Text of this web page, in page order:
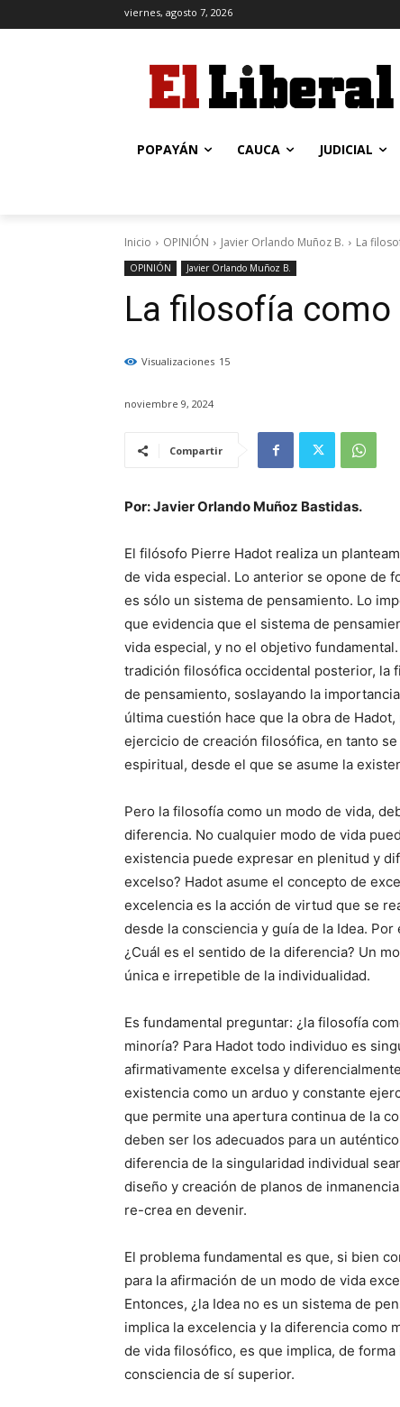
viernes, agosto 7, 2026
POPAYÁN CAUCA JUDICIAL
Inicio OPINIÓN Javier Orlando Muñoz B. La
OPINIÓN Javier Orlando Muñoz B.
La filosofía
Visualizaciones 15
noviembre 9, 2024
Compartir
Por: Javier Orlando Muñoz Bastidas.
El filósofo Pierre Hadot realiza un
de vida especial. Lo anterior se opone de
es sólo un sistema de pensamiento. Lo
que evidencia que el sistema de
vida especial, y no el objetivo
tradición filosófica occidental posterior, la
de pensamiento, soslayando la
última cuestión hace que la obra de
ejercicio de creación filosófica, en tanto
espiritual, desde el que se asume la
Pero la filosofía como un modo de vida,
diferencia. No cualquier modo de vida
existencia puede expresar en plenitud y
excelso? Hadot asume el concepto de
excelencia es la acción de virtud que se
desde la consciencia y guía de la Idea.
¿Cuál es el sentido de la diferencia? Un
única e irrepetible de la individualidad.
Es fundamental preguntar: ¿la filosofía
minoría? Para Hadot todo individuo es
afirmativamente excelsa y
existencia como un arduo y constante
que permite una apertura continua de la
deben ser los adecuados para un
diferencia de la singularidad individual
diseño y creación de planos de
re-crea en devenir.
El problema fundamental es que, si bien
para la afirmación de un modo de vida
Entonces, ¿la Idea no es un sistema de
implica la excelencia y la diferencia como
de vida filosófico, es que implica, de
consciencia de sí superior.